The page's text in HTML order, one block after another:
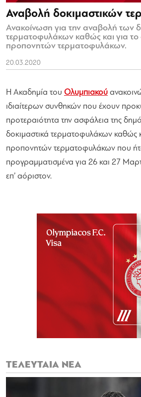
Αναβολή δοκιμαστικών
Ανακοίνωση για την αναβολή των
τερματοφυλάκων καθώς και για το
προπονητών τερματοφυλάκων.
20.03.2020
Η Ακαδημία του Ολυμπιακού
ιδιαίτερων συνθηκών που έχουν
προτεραιότητα την ασφάλεια της
δοκιμαστικά τερματοφυλάκων καθώς
προπονητών τερματοφυλάκων που
προγραμματισμένα για 26 και 27
επ’ αόριστον.
ΤΕΛΕΥΤΑΙΑ ΝΕΑ